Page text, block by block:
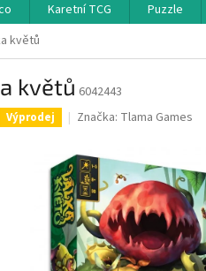
Karetní TCG Puzzle
květů
květů 6042443
Výprodej Značka: Tlama Games